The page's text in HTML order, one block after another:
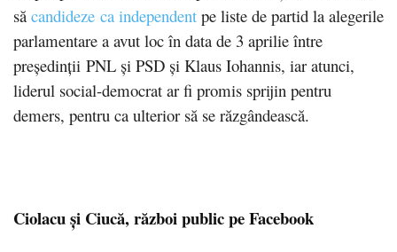
să candideze ca independent pe liste de partid la alegerile
parlamentare a avut loc în data de 3 aprilie între
preşedinţii PNL şi PSD și Klaus Iohannis, iar atunci,
liderul social-democrat ar fi promis sprijin pentru
demers, pentru ca ulterior să se răzgândească.
Ciolacu și Ciucă, război public pe Facebook